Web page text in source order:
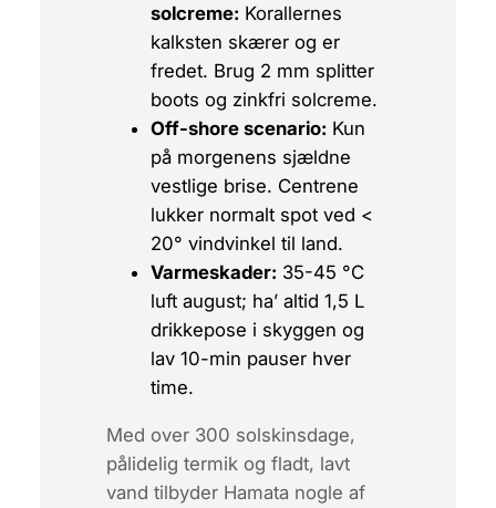
solcreme: Korallernes
kalksten skærer og er
fredet. Brug 2 mm splitter
boots og zinkfri solcreme.
Off-shore scenario: Kun
på morgenens sjældne
vestlige brise. Centrene
lukker normalt spot ved <
20° vindvinkel til land.
Varmeskader: 35-45 °C
luft august; ha’ altid 1,5 L
drikkepose i skyggen og
lav 10-min pauser hver
time.
Med over 300 solskinsdage,
pålidelig termik og fladt, lavt
vand tilbyder Hamata nogle af